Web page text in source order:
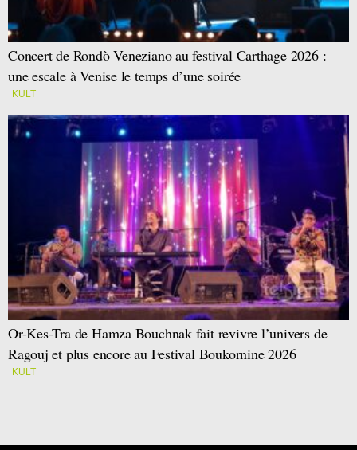
Concert de Rondò Veneziano au festival Carthage 2026 :
une escale à Venise le temps d’une soirée
KULT
Or-Kes-Tra de Hamza Bouchnak fait revivre l’univers de
Ragouj et plus encore au Festival Boukornine 2026
KULT